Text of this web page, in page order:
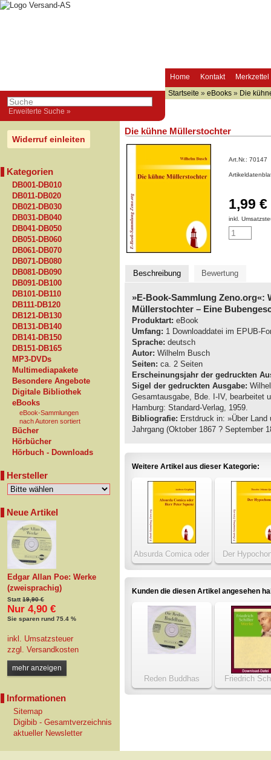
Home Kontakt Merkzettel
Erweiterte Suche »
Startseite » eBooks » Die
Widerruf einleiten
Kategorien
DB001-DB010
DB011-DB020
DB021-DB030
DB031-DB040
DB041-DB050
DB051-DB060
DB061-DB070
DB071-DB080
DB081-DB090
DB091-DB100
DB101-DB110
DB111-DB120
DB121-DB130
DB131-DB140
DB141-DB150
DB151-DB165
MP3-DVDs
Multimediapakete
Besondere Angebote
Digitale Bibliothek
eBooks
eBook-Sammlungen
nach Autoren sortiert
Bücher
Hörbücher
Hörbuch - Downloads
Hersteller
Neue Artikel
Edgar Allan Poe: Werke
(zweisprachig)
Statt19,90 €
Nur 4,90 €
Sie sparen rund 75.4 %
inkl. Umsatzsteuer
zzgl. Versandkosten
mehr anzeigen
Informationen
Sitemap
Digibib - Gesamtverzeichnis
aktueller Newsletter
Die kühne Müllerstochter
Art.Nr.: 70147
1,99 €
inkl.
Beschreibung Bewertung
»E-Book-Sammlung Zeno.org«:
Müllerstochter – Eine
Produktart: eBook
Umfang: 1 Downloaddatei im EPUB-
Sprache: deutsch
Autor: Wilhelm Busch
Seiten: ca. 2 Seiten
Erscheinungsjahr der gedruckten
Sigel der gedruckten Ausgabe:
Gesamtausgabe, Bde. I-IV, bearbeitet
Hamburg: Standard-Verlag, 1959.
Bibliografie: Erstdruck in: »Über Land
Jahrgang (Oktober 1867 ? September
Weitere Artikel aus dieser Kategorie:
Absurda Comica oder
Herr Peter Squenz
Der
Kunden die diesen Artikel angesehen
Reden Buddhas
Friedrich
Werke